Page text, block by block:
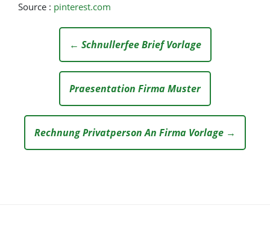
Source : pinterest.com
← Schnullerfee Brief Vorlage
Praesentation Firma Muster
Rechnung Privatperson An Firma Vorlage →